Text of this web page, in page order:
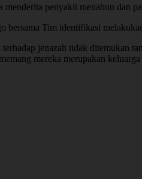
penyakit menahun dan
Tim identifikasi
jenazah tidak ditemukan
mereka merupakan